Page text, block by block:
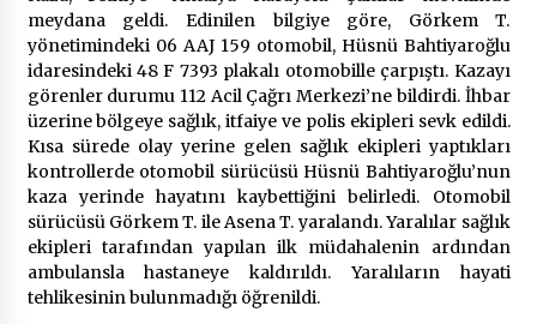
Saadet Partisi Ziyaretlere Devam Ediyor
4 ay ago
Başkan Aras “Bizler Günü Kurtaran Değil, Yarını
Kuran İşler İçin Çalışacağız”
9 ay ago
Seydikemer Belediye Meclisi Ekim Ayı
Toplantısı Yapıldı
meydana geldi. Edinilen bilgiye göre, Görkem T.
yönetimindeki 06 AAJ 159 otomobil, Hüsnü Bahtiyaroğlu
idaresindeki 48 F 7393 plakalı otomobille çarpıştı. Kazayı
görenler durumu 112 Acil Çağrı Merkezi’ne bildirdi. İhbar
üzerine bölgeye sağlık, itfaiye ve polis ekipleri sevk edildi.
Kısa sürede olay yerine gelen sağlık ekipleri yaptıkları
kontrollerde otomobil sürücüsü Hüsnü Bahtiyaroğlu’nun
kaza yerinde hayatını kaybettiğini belirledi. Otomobil
sürücüsü Görkem T. ile Asena T. yaralandı. Yaralılar sağlık
ekipleri tarafından yapılan ilk müdahalenin ardından
ambulansla hastaneye kaldırıldı. Yaralıların hayati
tehlikesinin bulunmadığı öğrenildi.